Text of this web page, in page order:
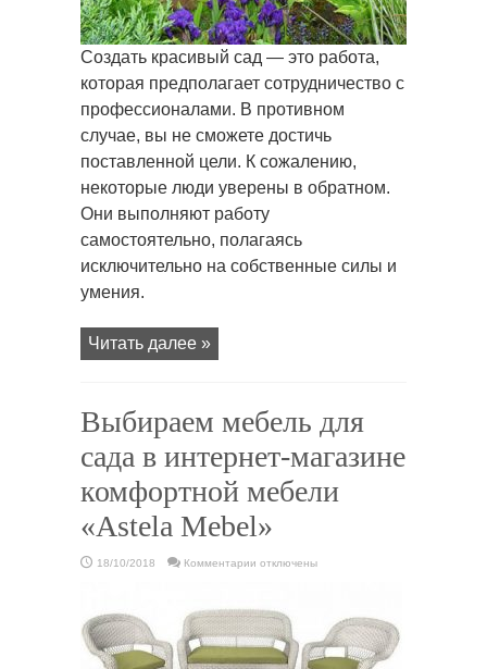
Создать красивый сад — это работа,
которая предполагает сотрудничество с
профессионалами. В противном
случае, вы не сможете достичь
поставленной цели. К сожалению,
некоторые люди уверены в обратном.
Они выполняют работу
самостоятельно, полагаясь
исключительно на собственные силы и
умения.
Читать далее »
Выбираем мебель для
сада в интернет-магазине
комфортной мебели
«Astela Mebel»
18/10/2018 Комментарии
для
сада
в
интернет-
магазине
отключены